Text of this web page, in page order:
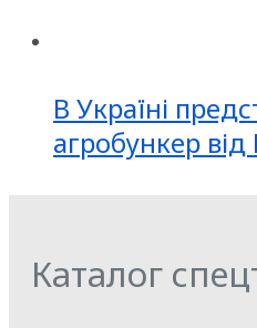
В Україні
агробункер
Каталог